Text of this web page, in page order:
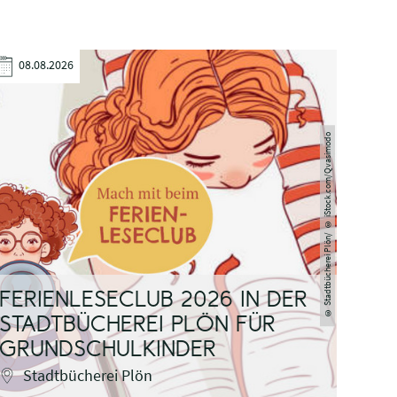
08.08.2026
FERIENLESECLUB 2026 IN DER
PLÖN FÜR
GRUNDSCHULKINDER
Stadtbücherei Plön
©
Stadtbücherei Plön/ © iStock.com/Qvasimodo